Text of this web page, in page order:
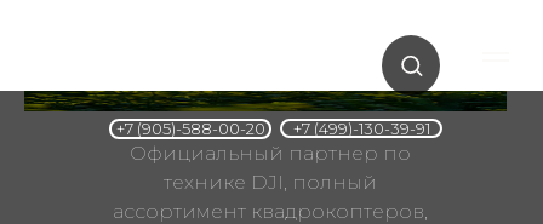
Официальный партнер по
технике DJI, полный
ассортимент квадрокоптеров,
+7 (499)-130-39-91
+7 (905)-588-00-20